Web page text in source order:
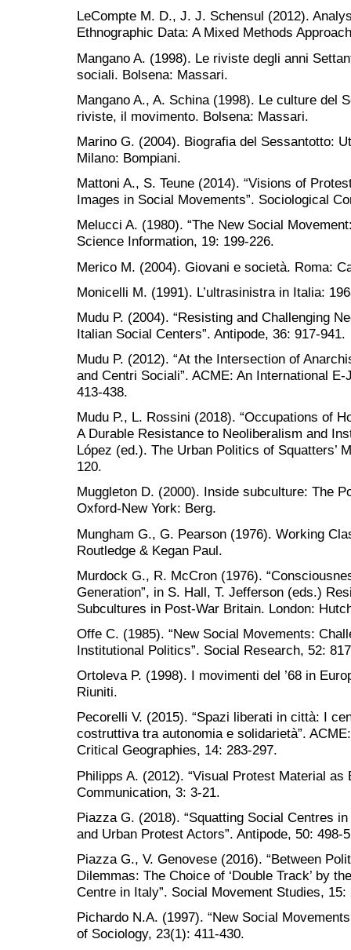
LeCompte M. D., J. J. Schensul (2012).
Ethnographic Data: A Mixed Methods
Mangano A. (1998). Le riviste degli anni
sociali. Bolsena: Massari.
Mangano A., A. Schina (1998). Le culture del
riviste, il movimento. Bolsena: Massari.
Marino G. (2004). Biografia del Sessantotto:
Milano: Bompiani.
Mattoni A., S. Teune (2014). “Visions of
Images in Social Movements”. Sociological
Melucci A. (1980). “The New Social
Science Information, 19: 199-226.
Merico M. (2004). Giovani e società. Roma:
Monicelli M. (1991). L’ultrasinistra in Italia:
Mudu P. (2004). “Resisting and Challenging
Italian Social Centers”. Antipode, 36: 917-941.
Mudu P. (2012). “At the Intersection of
and Centri Sociali”. ACME: An International
413-438.
Mudu P., L. Rossini (2018). “Occupations of
A Durable Resistance to Neoliberalism and
López (ed.). The Urban Politics of Squatters’
120.
Muggleton D. (2000). Inside subculture: The
Oxford-New York: Berg.
Mungham G., G. Pearson (1976). Working
Routledge & Kegan Paul.
Murdock G., R. McCron (1976).
Generation”, in S. Hall, T. Jefferson (eds.)
Subcultures in Post-War Britain. London:
Offe C. (1985). “New Social Movements:
Institutional Politics”. Social Research, 52:
Ortoleva P. (1998). I movimenti del ’68 in
Riuniti.
Pecorelli V. (2015). “Spazi liberati in città: I
costruttiva tra autonomia e solidarietà”.
Critical Geographies, 14: 283-297.
Philipps A. (2012). “Visual Protest Material as
Communication, 3: 3-21.
Piazza G. (2018). “Squatting Social Centres
and Urban Protest Actors”. Antipode, 50: 498-
Piazza G., V. Genovese (2016). “Between
Dilemmas: The Choice of ‘Double Track’ by
Centre in Italy”. Social Movement Studies, 15:
Pichardo N.A. (1997). “New Social
of Sociology, 23(1): 411-430.